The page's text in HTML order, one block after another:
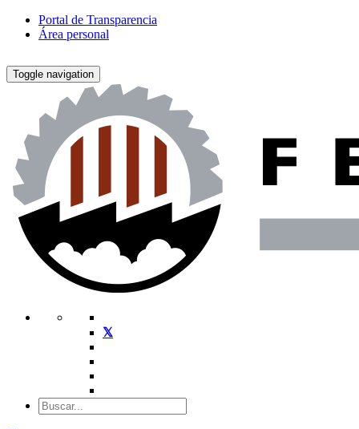
Portal de Transparencia
Área personal
Toggle navigation